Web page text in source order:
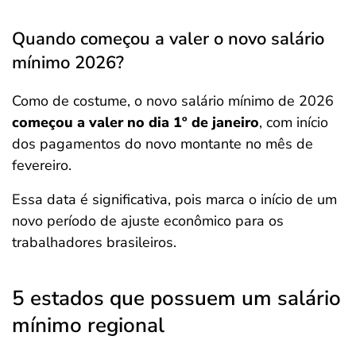
Quando começou a valer o novo salário
mínimo 2026?
Como de costume, o novo salário mínimo de 2026
começou a valer no dia 1º de janeiro, com início
dos pagamentos do novo montante no mês de
fevereiro.
Essa data é significativa, pois marca o início de um
novo período de ajuste econômico para os
trabalhadores brasileiros.
5 estados que possuem um salário
mínimo regional